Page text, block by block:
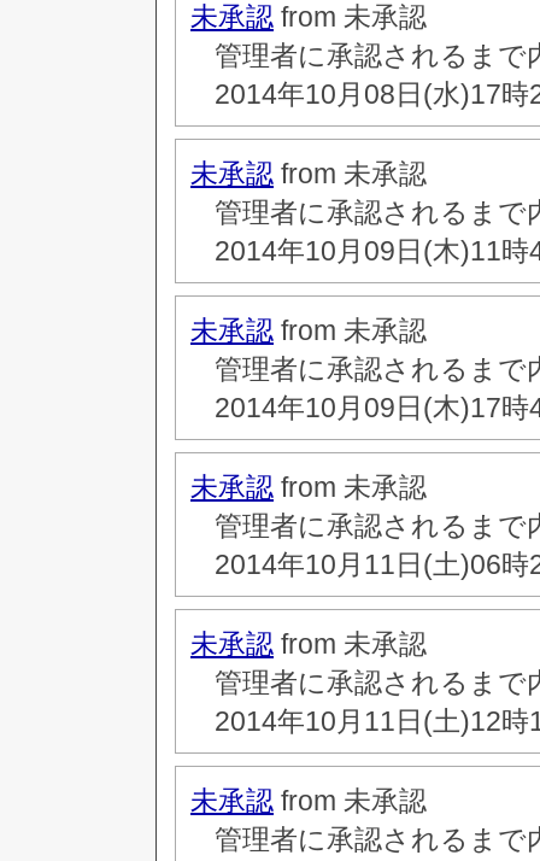
未承認 from 未承認
管理者に承認されるま
2014年10月08日(水)17時
未承認 from 未承認
管理者に承認されるま
2014年10月09日(木)11時
未承認 from 未承認
管理者に承認されるま
2014年10月09日(木)17時
未承認 from 未承認
管理者に承認されるま
2014年10月11日(土)06時
未承認 from 未承認
管理者に承認されるま
2014年10月11日(土)12時
未承認 from 未承認
管理者に承認されるま